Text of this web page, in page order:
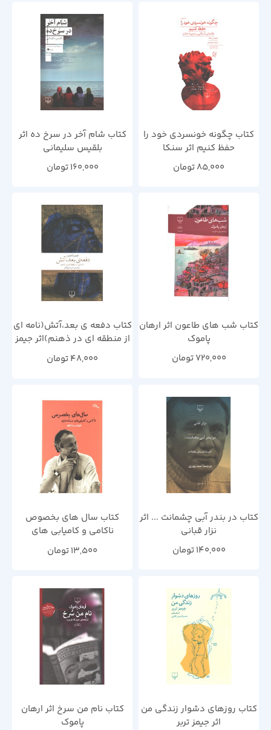
کتاب چگونه خونسردی خود را
حفظ کنیم اثر سنکا
85,000تومان
کتاب شام آخر در سرخ ده اثر
بلقیس سلیمانی
160,000تومان
کتاب شب های طاعون اثر ارهان
پاموک
720,000تومان
کتاب دفعه ی بعد،آتش(نامه ای
از منطقه ای در ذهنم)اثر جیمز
بالدوین
48,000تومان
کتاب در بندر آبی چشمانت ... اثر
نزار قبانی
140,000تومان
کتاب سال های بخصوص
ناکامی و کامیابی های
مستندسازی
13,500تومان
کتاب روزهای دشوار زندگی من
اثر جیمز تربر
کتاب نام من سرخ اثر ارهان
پاموک